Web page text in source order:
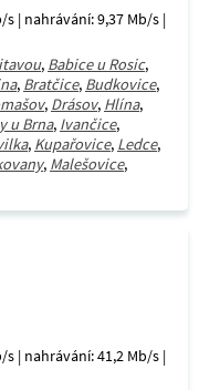
s | nahrávání: 9,37 Mb/s |
, Babice u Rosic,
, Bratčice, Budkovice,
, Drásov, Hlína,
u Brna, Ivančice,
, Kupařovice, Ledce,
, Malešovice,
s | nahrávání: 41,2 Mb/s |